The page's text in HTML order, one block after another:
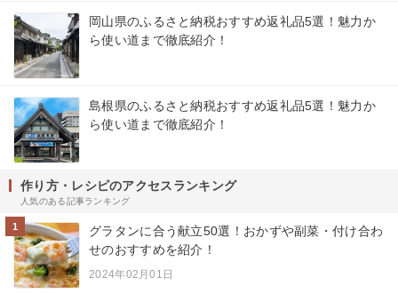
岡山県のふるさと納税おすすめ返礼品5選！魅力か
ら使い道まで徹底紹介！
島根県のふるさと納税おすすめ返礼品5選！魅力か
ら使い道まで徹底紹介！
作り方・レシピのアクセスランキング
人気のある記事ランキング
1
グラタンに合う献立50選！おかずや副菜・付け合わ
せのおすすめを紹介！
2024年02月01日